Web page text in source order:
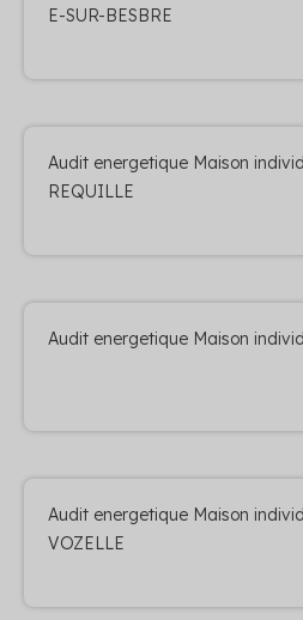
E-SUR-BESBRE
Audit energetique Maison
REQUILLE
Audit energetique Maison
Audit energetique Maison
VOZELLE